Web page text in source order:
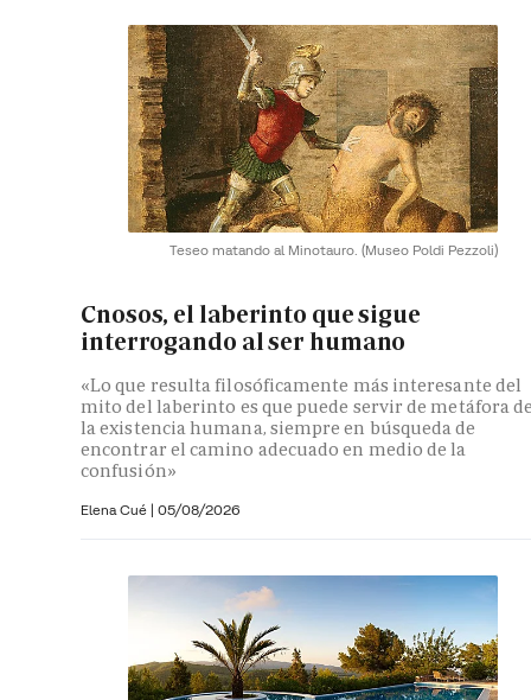
Teseo matando al Minotauro. (Museo Poldi Pezzoli)
Cnosos, el laberinto que sigue
interrogando al ser humano
«Lo que resulta filosóficamente más interesante del
mito del laberinto es que puede servir de metáfora
la existencia humana, siempre en búsqueda de
encontrar el camino adecuado en medio de la
confusión»
Elena Cué | 05/08/2026